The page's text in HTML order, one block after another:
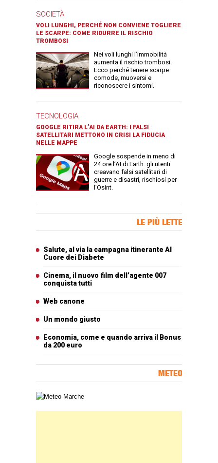
SOCIETÀ
VOLI LUNGHI, PERCHÉ NON CONVIENE TOGLIERE
LE SCARPE: COME RIDURRE IL RISCHIO
TROMBOSI
Nei voli lunghi l’immobilità
aumenta il rischio trombosi.
Ecco perché tenere scarpe
comode, muoversi e
riconoscere i sintomi.
TECNOLOGIA
GOOGLE RITIRA L’AI DA EARTH: I FALSI
SATELLITARI METTONO IN CRISI LA FIDUCIA
NELLE MAPPE
Google sospende in meno di
24 ore l’AI di Earth: gli utenti
creavano falsi satellitari di
guerre e disastri, rischiosi per
l’Osint.
LE PIÙ LETTE
Salute, al via la campagna itinerante Al
Cuore dei Diabete
Cinema, il nuovo film dell’agente 007
conquista tutti
Web canone
Un mondo giusto
Economia, come e quando arriva il Bonus
da 200 euro
METEO
Carta meteorologica delle Marche